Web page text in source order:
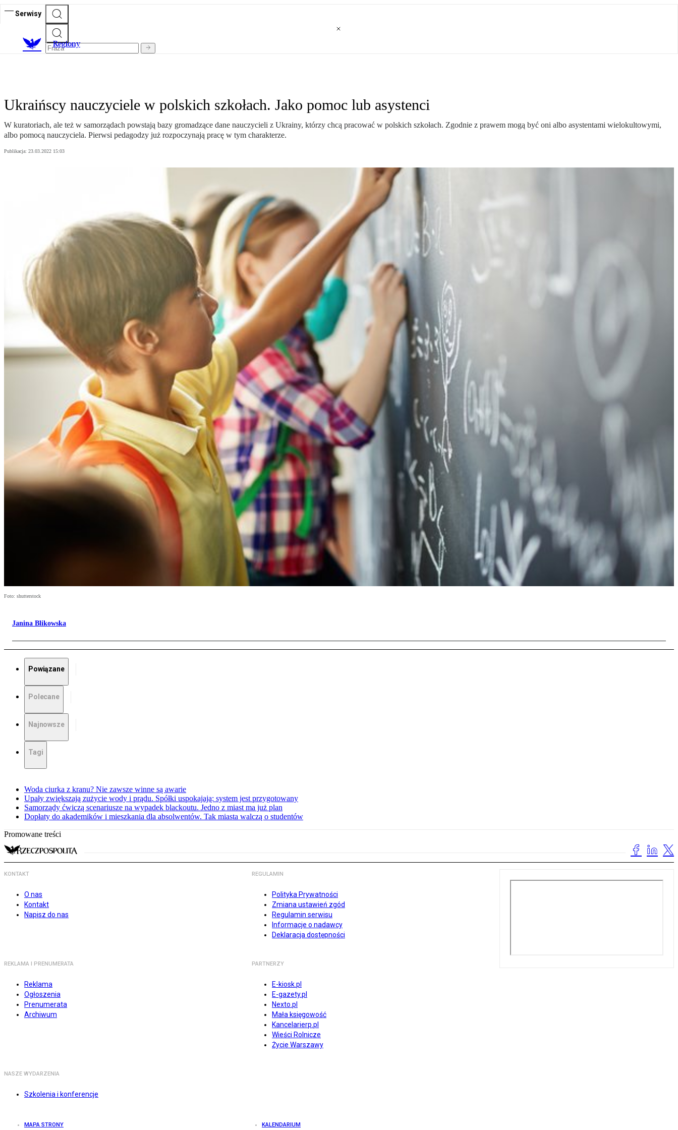
Serwisy
Regiony
Ukraińscy nauczyciele w polskich szkołach. Jako pomoc lub asystenci
W kuratoriach, ale też w samorządach powstają bazy gromadzące dane nauczycieli z Ukrainy, którzy chcą pracować w polskich szkołach. Zgodnie z prawem mogą być oni albo asystentami wielokultowymi,
albo pomocą nauczyciela. Pierwsi pedagodzy już rozpoczynają pracę w tym charakterze.
Publikacja: 23.03.2022 15:03
Foto: shutterstock
Janina Blikowska
Powiązane
Polecane
Najnowsze
Tagi
Woda ciurka z kranu? Nie zawsze winne są awarie
Upały zwiększają zużycie wody i prądu. Spółki uspokajają: system jest przygotowany
Samorządy ćwiczą scenariusze na wypadek blackoutu. Jedno z miast ma już plan
Dopłaty do akademików i mieszkania dla absolwentów. Tak miasta walczą o studentów
Promowane treści
KONTAKT
O nas
Kontakt
Napisz do nas
REGULAMIN
Polityka Prywatności
Zmiana ustawień zgód
Regulamin serwisu
Informacje o nadawcy
Deklaracja dostępności
REKLAMA I PRENUMERATA
Reklama
Ogłoszenia
Prenumerata
Archiwum
PARTNERZY
E-kiosk.pl
E-gazety.pl
Nexto.pl
Mała księgowość
Kancelarierp.pl
Wieści Rolnicze
Życie Warszawy
NASZE WYDARZENIA
Szkolenia i konferencje
MAPA STRONY KALENDARIUM